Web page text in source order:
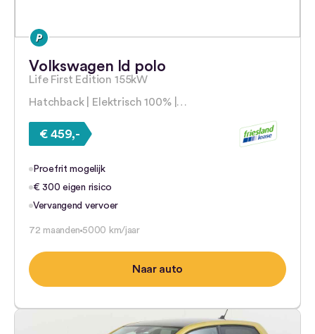
Volkswagen Id polo
Life First Edition 155kW
Hatchback | Elektrisch 100% |…
€ 459,-
Proefrit mogelijk
€ 300 eigen risico
Vervangend vervoer
72 maanden 5000 km/jaar
Naar auto